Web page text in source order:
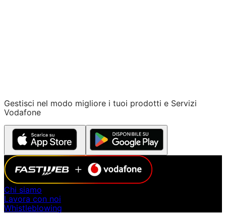
Gestisci nel modo migliore i tuoi prodotti e Servizi
Vodafone
Chi siamo
Lavora con noi
Whistleblowing